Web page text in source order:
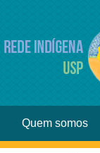
Quem somos